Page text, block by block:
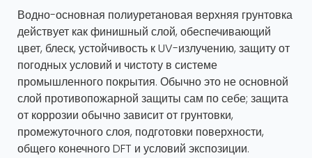
Водно-основная полиуретановая верхняя грунтовка
действует как финишный слой, обеспечивающий
цвет, блеск, устойчивость к UV-излучению, защиту от
погодных условий и чистоту в системе
промышленного покрытия. Обычно это не основной
слой противопожарной защиты сам по себе; защита
от коррозии обычно зависит от грунтовки,
промежуточного слоя, подготовки поверхности,
общего конечного DFT и условий экспозиции.